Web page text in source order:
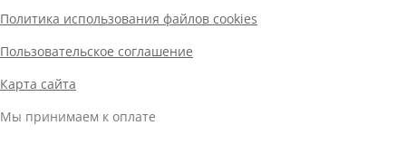
Политика использования файлов cookies
Пользовательское соглашение
Карта сайта
Мы принимаем к оплате